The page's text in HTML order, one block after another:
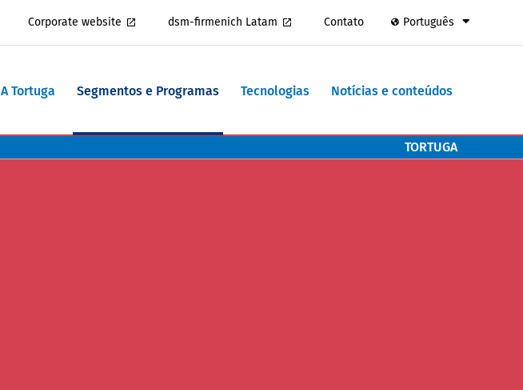
Corporate website dsm-firmenich Latam Contato Português
A Tortuga Segmentos e Programas Tecnologias Notícias e conteúdos
TORTUGA